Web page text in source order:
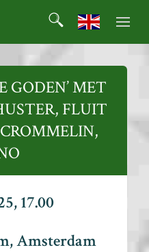
Search
Search for:
GODEN’ MET
FLUIT
17.00
Amsterdam